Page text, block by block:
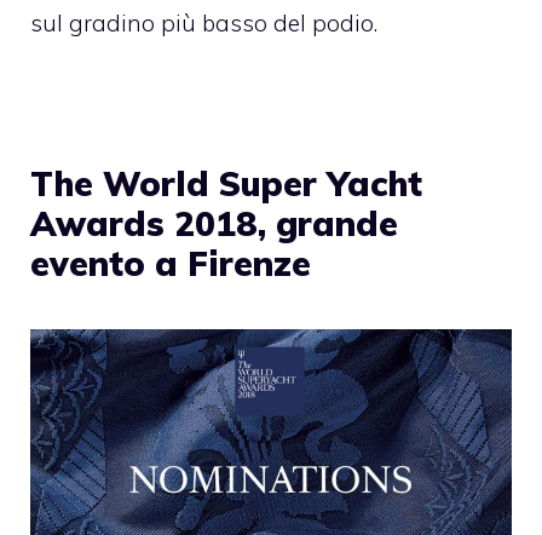
sul gradino più basso del podio.
The World Super Yacht
Awards 2018, grande
evento a Firenze